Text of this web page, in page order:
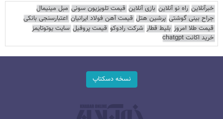
خبرآنلاین راه نو آنلاین بازی آنلاین قیمت تلویزیون سونی مبل مینیمال
جراح بینی گوشتی پرشین هتل قیمت آهن فولاد ایرانیان اعتبارسنجی بانکی
قیمت طلا امروز بلیط قطار شرکت رادوکو قیمت پروفیل سایت یوتوتایمز
خرید اکانت chatgpt
نسخه دسکتاپ